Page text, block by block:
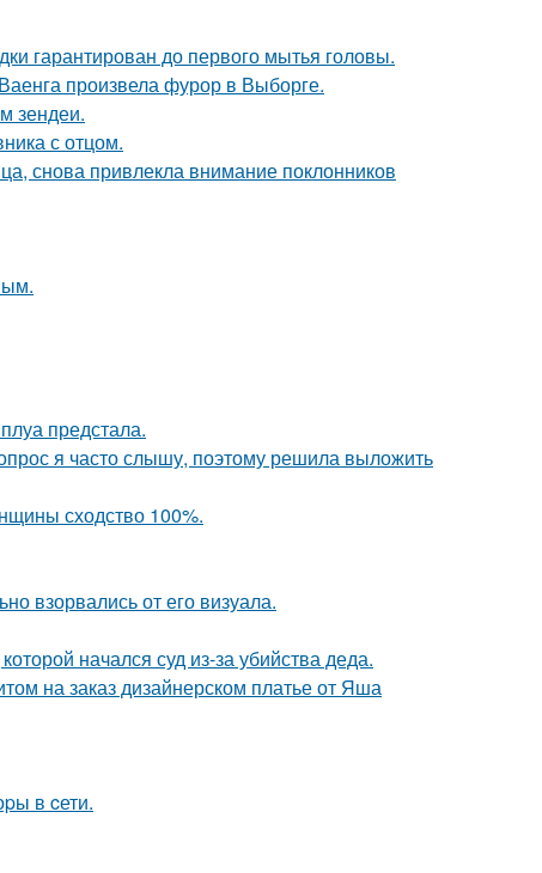
гарантирован до первого мытья головы.
произвела фурор в Выборге.
зендеи.
с отцом.
снова привлекла внимание поклонников
предстала.
я часто слышу, поэтому решила выложить
сходство 100%.
взорвались от его визуала.
начался суд из-за убийства деда.
на заказ дизайнерском платье от Яша
в cети.